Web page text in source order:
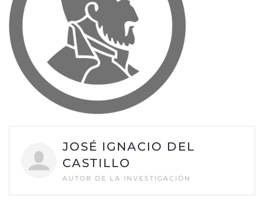
JOSÉ IGNACIO DEL
CASTILLO
AUTOR DE LA INVESTIGACIÓN